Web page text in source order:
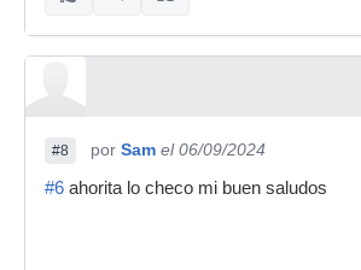
#8 por Sam el 06/09/2024
#6 ahorita lo checo mi buen saludos